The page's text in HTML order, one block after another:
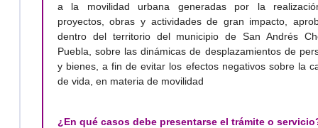
a la movilidad urbana generadas por la
proyectos, obras y actividades de gran impacto,
dentro del territorio del municipio de San Andrés
Puebla, sobre las dinámicas de desplazamientos de
y bienes, a fin de evitar los efectos negativos sobre la
de vida, en materia de movilidad
¿En qué casos debe presentarse el trámite o